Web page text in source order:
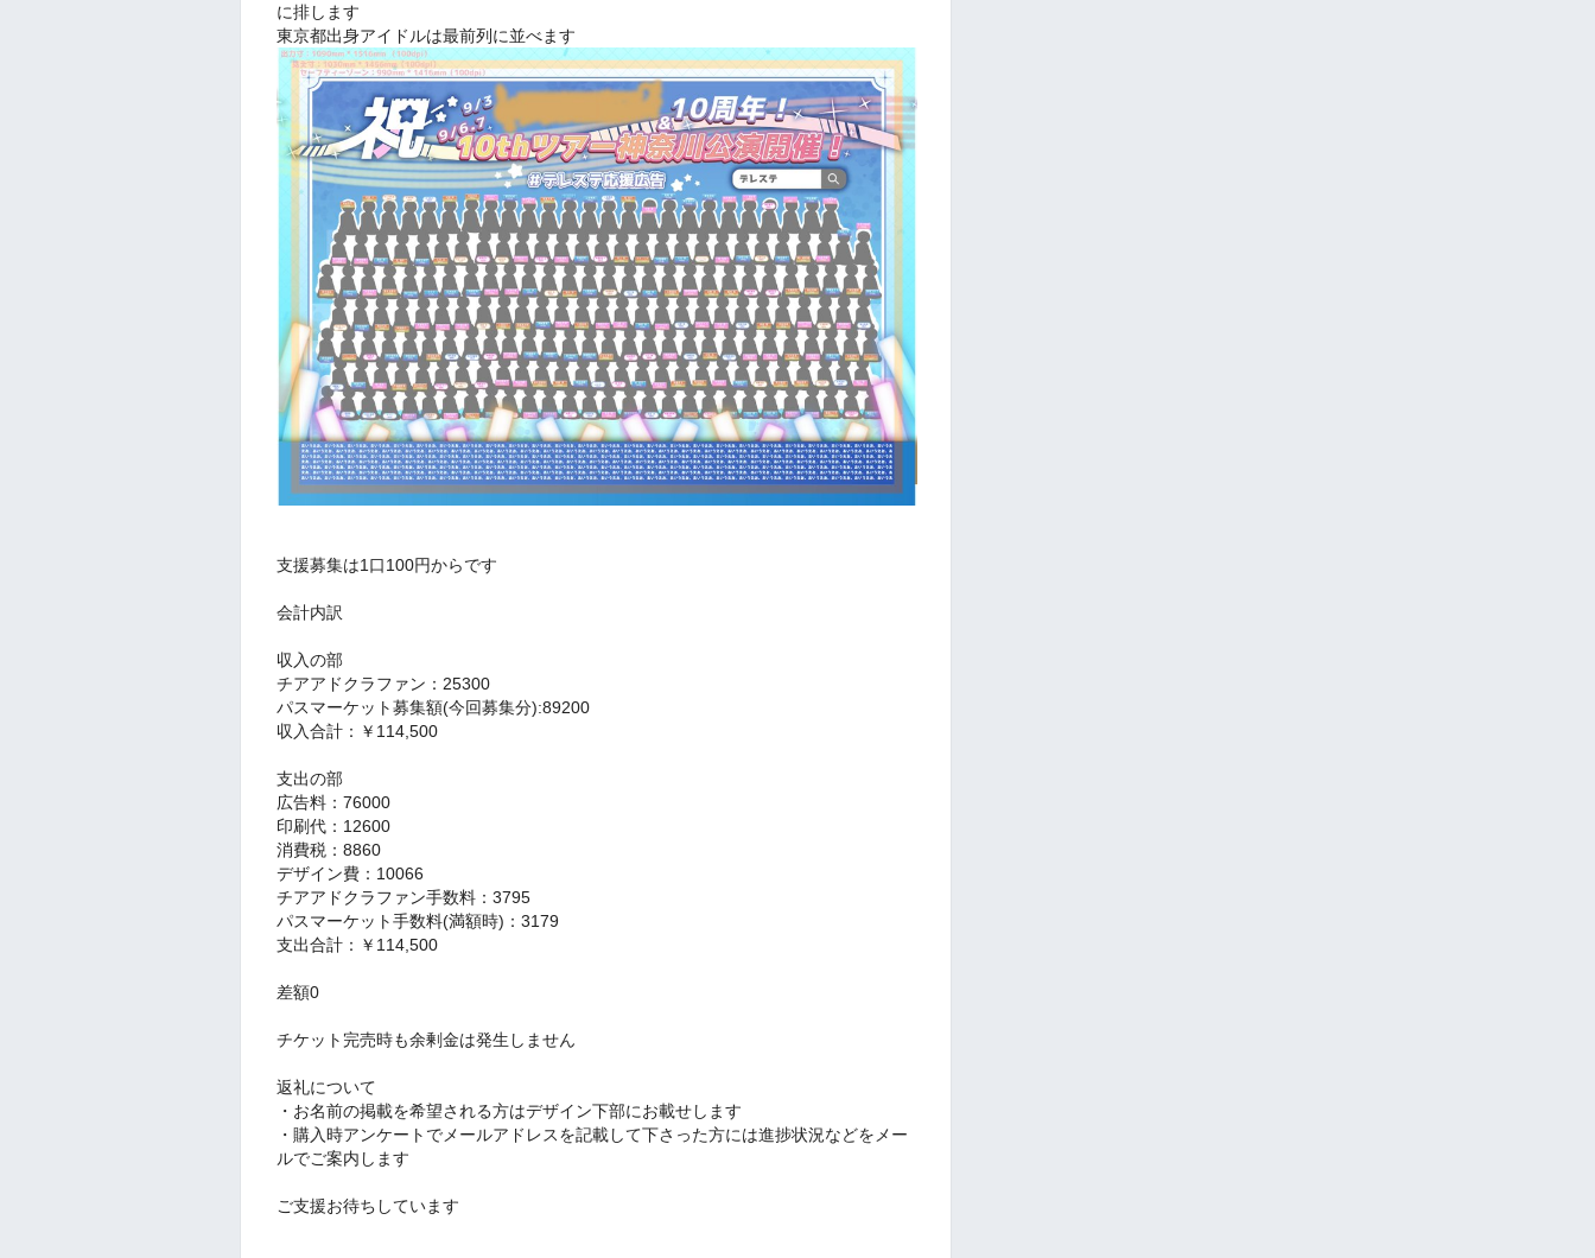
に排します
東京都出身アイドルは最前列に並べます
支援募集は1口100円からです
会計内訳
収入の部
チアアドクラファン：25300
パスマーケット募集額(今回募集分):89200
収入合計：￥114,500
支出の部
広告料：76000
印刷代：12600
消費税：8860
デザイン費：10066
チアアドクラファン手数料：3795
パスマーケット手数料(満額時)：3179
支出合計：￥114,500
差額0
チケット完売時も余剰金は発生しません
返礼について
・お名前の掲載を希望される方はデザイン下部にお載せします
・購入時アンケートでメールアドレスを記載して下さった方には進捗状況などをメー
ルでご案内します
ご支援お待ちしています